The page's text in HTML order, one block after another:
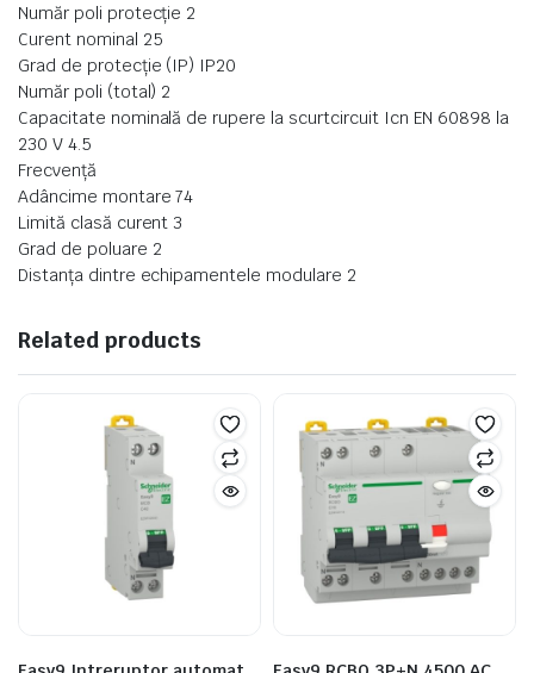
Număr poli protecţie 2
Curent nominal 25
Grad de protecție (IP) IP20
Număr poli (total) 2
Capacitate nominală de rupere la scurtcircuit Icn EN 60898 la
230 V 4.5
Frecvență
Adâncime montare 74
Limită clasă curent 3
Grad de poluare 2
Distanța dintre echipamentele modulare 2
Related products